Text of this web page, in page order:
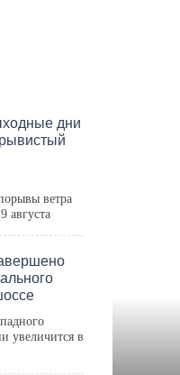
дни
ветра
августа
увеличится в